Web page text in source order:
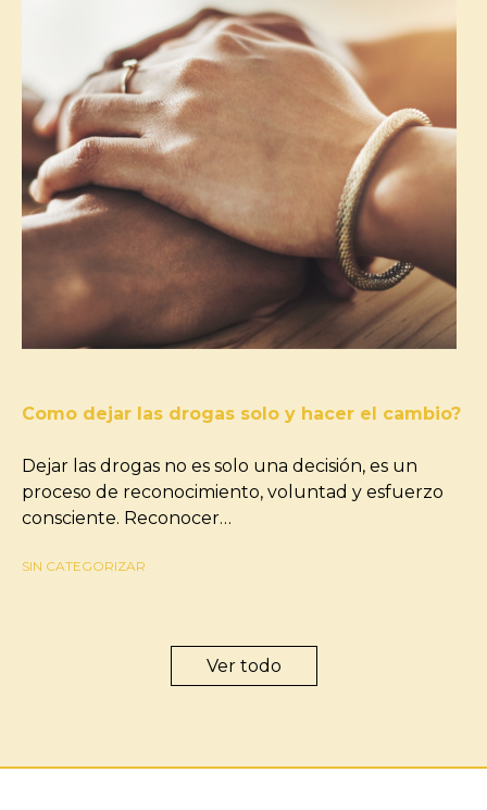
Como dejar las drogas solo y hacer el cambio?
Dejar las drogas no es solo una decisión, es un
proceso de reconocimiento, voluntad y esfuerzo
consciente. Reconocer…
SIN CATEGORIZAR
Ver todo